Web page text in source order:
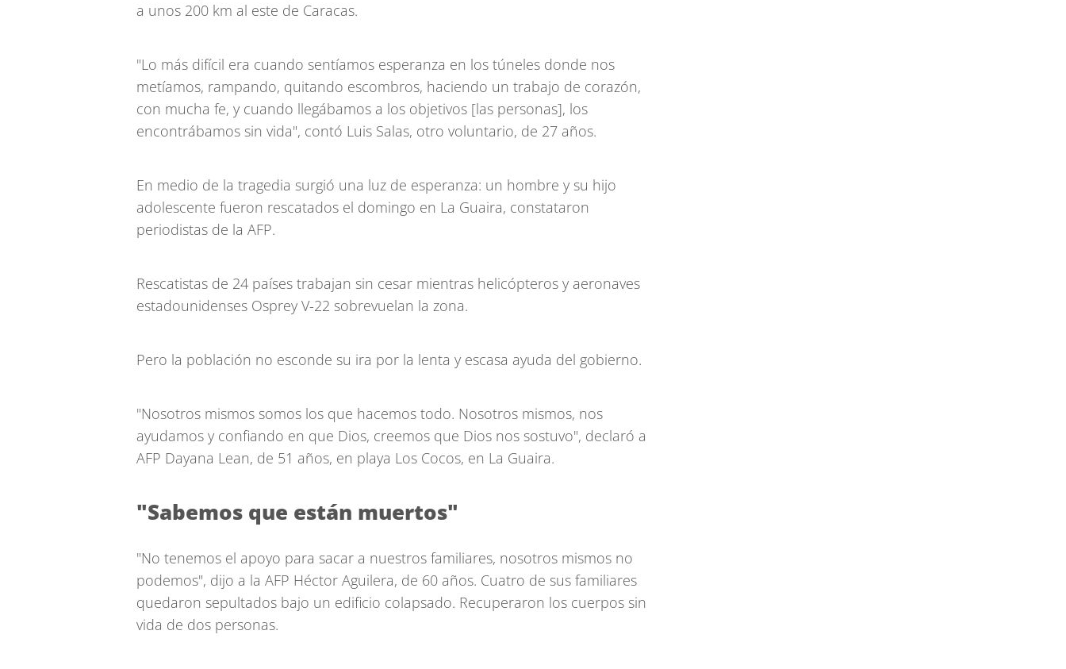
a unos 200 km al este de Caracas.
"Lo más difícil era cuando sentíamos esperanza en los túneles donde nos
metíamos, rampando, quitando escombros, haciendo un trabajo de corazón,
con mucha fe, y cuando llegábamos a los objetivos [las personas], los
encontrábamos sin vida", contó Luis Salas, otro voluntario, de 27 años.
En medio de la tragedia surgió una luz de esperanza: un hombre y su hijo
adolescente fueron rescatados el domingo en La Guaira, constataron
periodistas de la AFP.
Rescatistas de 24 países trabajan sin cesar mientras helicópteros y aeronaves
estadounidenses Osprey V-22 sobrevuelan la zona.
Pero la población no esconde su ira por la lenta y escasa ayuda del gobierno.
"Nosotros mismos somos los que hacemos todo. Nosotros mismos, nos
ayudamos y confiando en que Dios, creemos que Dios nos sostuvo", declaró a
AFP Dayana Lean, de 51 años, en playa Los Cocos, en La Guaira.
"Sabemos que están muertos"
"No tenemos el apoyo para sacar a nuestros familiares, nosotros mismos no
podemos", dijo a la AFP Héctor Aguilera, de 60 años. Cuatro de sus familiares
quedaron sepultados bajo un edificio colapsado. Recuperaron los cuerpos sin
vida de dos personas.